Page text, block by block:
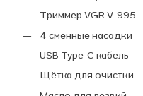
Триммер VGR V-995
4 сменные насадки
USB Type-C кабель
Щётка для очистки